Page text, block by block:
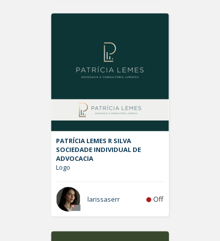
PATRÍCIA LEMES R SILVA
SOCIEDADE INDIVIDUAL DE
ADVOCACIA
Logo
larissaserr Off